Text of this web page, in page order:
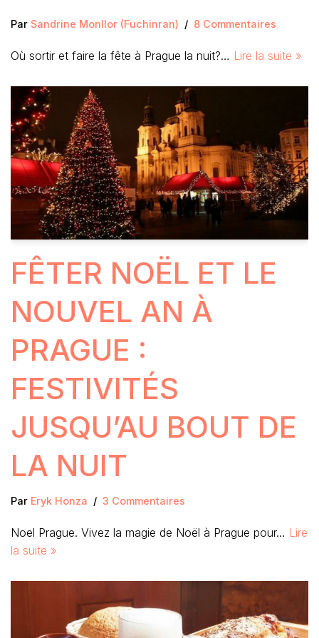
Par Sandrine Monllor (Fuchinran) 8 Commentaires
Où sortir et faire la fête à Prague la nuit?… Lire la suite »
FÊTER NOËL ET LE
NOUVEL AN À
PRAGUE :
FESTIVITÉS
JUSQU’AU BOUT DE
LA NUIT
Par Eryk Honza 3 Commentaires
Noel Prague. Vivez la magie de Noël à Prague pour… Lire
la suite »